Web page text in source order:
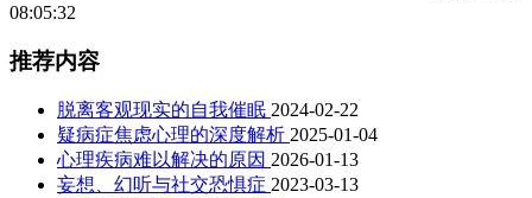
08:05:32
推荐内容
脱离客观现实的自我催眠 2024-02-22
疑病症焦虑心理的深度解析 2025-01-04
心理疾病难以解决的原因 2026-01-13
妄想、幻听与社交恐惧症 2023-03-13